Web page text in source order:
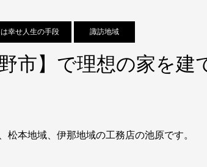
幸せ人生の手段 諏訪地域
野市】で理想の家を
松本地域、伊那地域の工務店の池原です。